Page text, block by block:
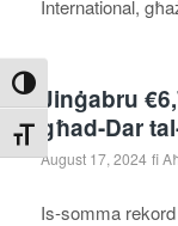
Toggle High Contrast
Toggle Font size
International,
Jinġabru
għad-Dar
August 17, 2024 fi
Is‑somma